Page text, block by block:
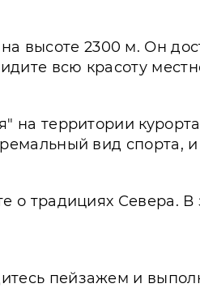
2300 м. Он
всю красоту
территории
вид спорта,
о традициях Севера.
пейзажем и